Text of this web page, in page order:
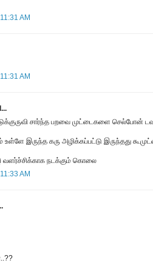
AM
AM
சார்ந்த பறவை முட்டைகளை செல்போன்
இருந்த கரு அழிக்கப்பட்டு இருந்தது
வளர்ச்சிக்காக நடக்கும் கொலை
AM